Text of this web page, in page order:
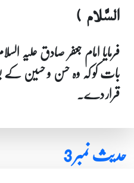
السَّلام )
فرمایا امام جعفر صادق علیہ
بات کو کہ وہ حسن و حسین کے
قرار دے۔
حدیث نمبر 3